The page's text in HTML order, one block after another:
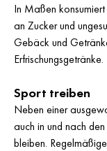
In Maßen
an Zucker und
Gebäck und
Erfrischungsgetränke.
Sport treiben
Neben einer
auch in und nach
bleiben.